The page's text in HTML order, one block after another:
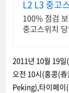
L2 L3 중고
SCO
100% 점검
중고스위치
제
2011년 10월 19일
오전 10시(홍콩(
Peking),타이페